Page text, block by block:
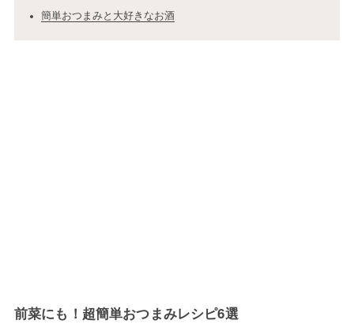
簡単おつまみと大好きなお酒
前菜にも！超簡単おつまみレシピ6選